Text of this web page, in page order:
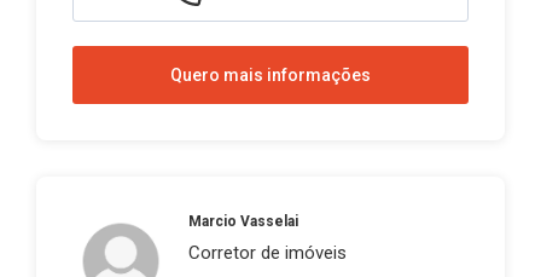
Quero mais informações
Marcio Vasselai
Corretor de imóveis